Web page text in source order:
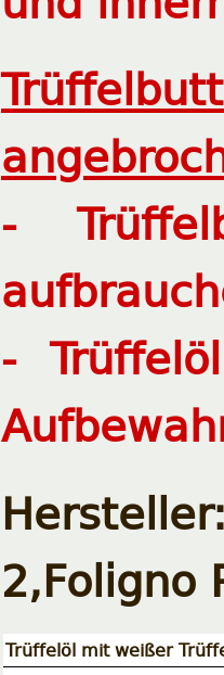
-
-
2,Foligno
Trüffelöl mit weißer